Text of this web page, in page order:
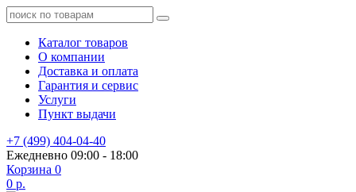
Каталог товаров
О компании
Доставка и оплата
Гарантия и сервис
Услуги
Пункт выдачи
+7 (499) 404-04-40
Ежедневно 09:00 - 18:00
Корзина 0
0 р.